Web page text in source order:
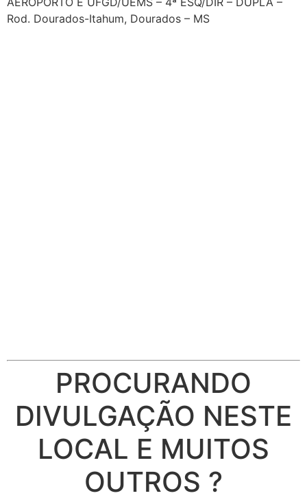
Rod. Dourados-Itahum, Dourados – MS
PROCURANDO
DIVULGAÇÃO NESTE
LOCAL E MUITOS
OUTROS ?